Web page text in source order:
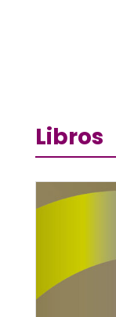
Libros